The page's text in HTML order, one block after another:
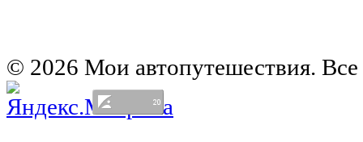
© 2026 Мои автопутешествия.